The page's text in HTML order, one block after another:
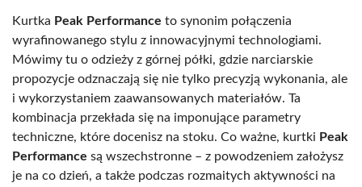
Kurtka Peak Performance to synonim połączenia
wyrafinowanego stylu z innowacyjnymi technologiami.
Mówimy tu o odzieży z górnej półki, gdzie narciarskie
propozycje odznaczają się nie tylko precyzją wykonania, ale
i wykorzystaniem zaawansowanych materiałów. Ta
kombinacja przekłada się na imponujące parametry
techniczne, które docenisz na stoku. Co ważne, kurtki Peak
Performance są wszechstronne – z powodzeniem założysz
je na co dzień, a także podczas rozmaitych aktywności na